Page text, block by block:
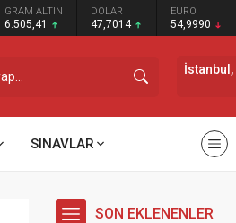
GRAM ALTIN
6.505,41
DOLAR
47,7014
EURO
54,9990
İstanbul,
SINAVLAR
SON EKLENENLER